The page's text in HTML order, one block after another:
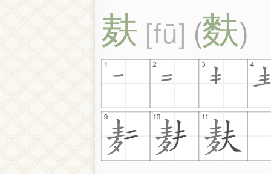
麸 fū (麩)